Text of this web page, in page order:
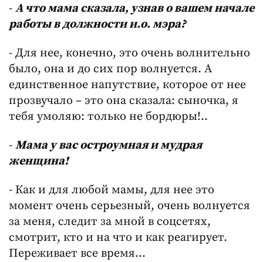
- А что мама сказала, узнав о вашем начале
работы в должности и.о. мэра?
- Для нее, конечно, это очень волнительно
было, она и до сих пор волнуется. А
единственное напутствие, которое от нее
прозвучало – это она сказала: сыночка, я
тебя умоляю: только не бордюры!..
- Мама у вас остроумная и мудрая
женщина!
- Как и для любой мамы, для нее это
момент очень серьезный, очень волнуется
за меня, следит за мной в соцсетях,
смотрит, кто и на что и как реагирует.
Переживает все время…